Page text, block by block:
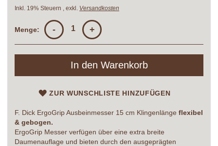
Inkl. 19% Steuern exkl. Versandkosten
Menge: - +
In den Warenkorb
ZUR WUNSCHLISTE HINZUFÜGEN
F. Dick ErgoGrip Ausbeinmesser 15 cm Klingenlänge flexibel
& gebogen.
ErgoGrip Messer verfügen über eine extra breite
Daumenauflage und bieten durch den ausgeprägten